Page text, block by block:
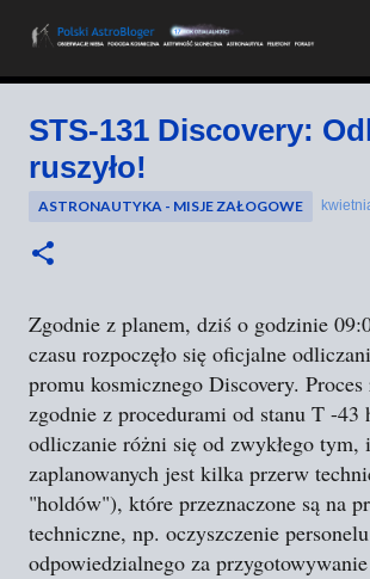
Przejdź do głównej zawartości
STS-131 Discovery:
ruszyło!
ASTRONAUTYKA - MISJE ZAŁOGOWE
Zgodnie z planem, dziś o godzinie
czasu rozpoczęło się oficjalne
promu kosmicznego Discovery.
zgodnie z procedurami od stanu T -43
odliczanie różni się od zwykłego
zaplanowanych jest kilka przerw
"holdów"), które przeznaczone są na
techniczne, np. oczyszczenie personelu
odpowiedzialnego za